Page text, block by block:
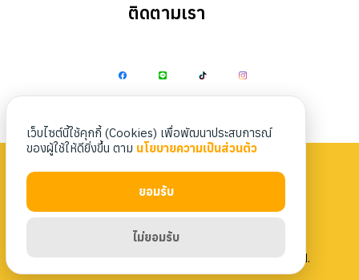
ติดตามเรา
Privacy Policy |Terms & Conditions
Copyright 2023 Nittaya Kaiyang. All rights reserved.
เว็บไซต์นี้ใช้คุกกี้ (Cookies) เพื่อพัฒนาประสบการณ์
ของผู้ใช้ให้ดียิ่งขึ้น ตาม นโยบายความเป็นส่วนตัว
ยอมรับ
ไม่ยอมรับ